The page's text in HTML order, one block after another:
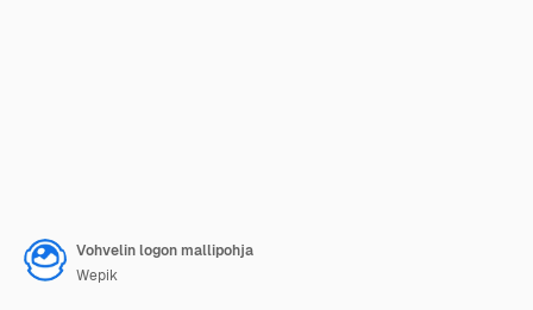
Vohvelin logon mallipohja
Wepik